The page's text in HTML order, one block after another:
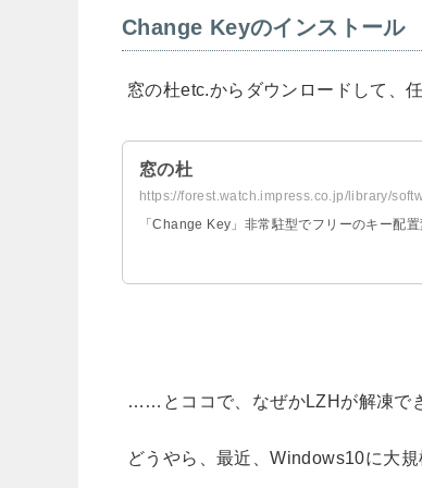
Change Keyのインストール
窓の杜etc.からダウンロードして、
窓の杜
https://forest.watch.impress.co.jp/library/
「Change Key」非常駐型でフリーのキー配置
……とココで、なぜかLZHが解凍で
どうやら、最近、Windows10に大